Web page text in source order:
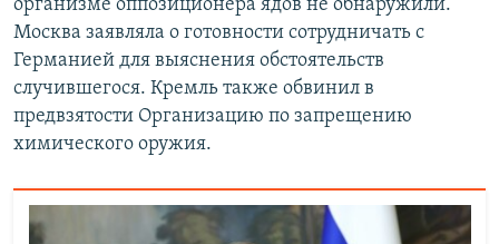
организме оппозиционера ядов не обнаружили.
Москва заявляла о готовности сотрудничать с
Германией для выяснения обстоятельств
случившегося. Кремль также обвинил в
предвзятости Организацию по запрещению
химического оружия.